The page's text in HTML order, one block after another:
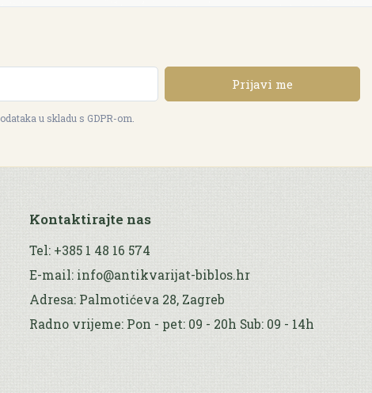
Prijavi me
u skladu s GDPR-om.
Kontaktirajte nas
Tel: +385 1 48 16 574
E-mail: info@antikvarijat-biblos.hr
Adresa: Palmotićeva 28, Zagreb
Radno vrijeme: Pon - pet: 09 - 20h Sub: 09 - 14h